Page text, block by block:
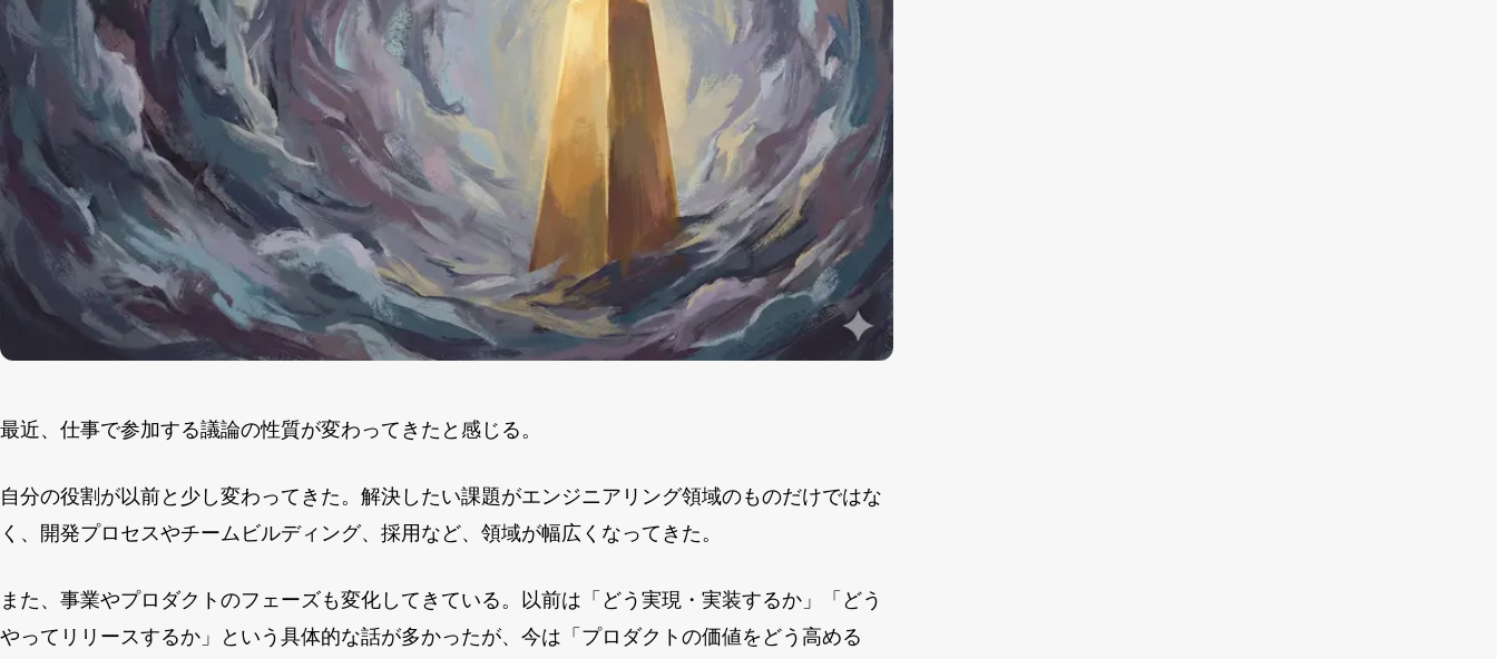
最近、仕事で参加する議論の性質が変わってきたと感じる。
自分の役割が以前と少し変わってきた。解決したい課題がエンジニアリング領域のものだけではな
く、開発プロセスやチームビルディング、採用など、領域が幅広くなってきた。
また、事業やプロダクトのフェーズも変化してきている。以前は「どう実現・実装するか」「どう
やってリリースするか」という具体的な話が多かったが、今は「プロダクトの価値をどう高める